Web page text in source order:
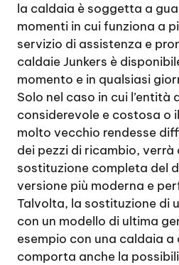
la caldaia è soggetta a
momenti in cui funziona a
servizio di assistenza e
caldaie Junkers è
momento e in qualsiasi
Solo nel caso in cui l’entità
considerevole e costosa o
molto vecchio rendesse
dei pezzi di ricambio,
sostituzione completa del
versione più moderna e
Talvolta, la sostituzione di
con un modello di ultima
esempio con una caldaia a
comporta anche la